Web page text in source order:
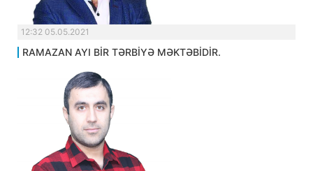
12:32 05.05.2021
RAMAZAN AYI BİR TƏRBİYƏ MƏKTƏBİDİR.